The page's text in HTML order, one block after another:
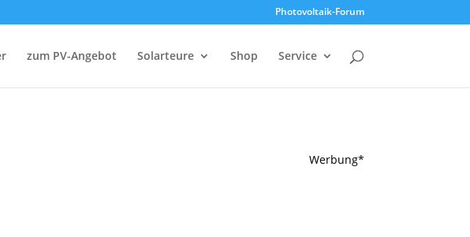
Photovoltaik-Forum
zum PV-Angebot Solarteure Shop Service
Werbung*